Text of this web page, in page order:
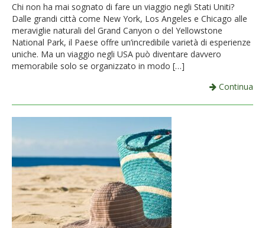
Chi non ha mai sognato di fare un viaggio negli Stati Uniti?
Dalle grandi città come New York, Los Angeles e Chicago alle
meraviglie naturali del Grand Canyon o del Yellowstone
National Park, il Paese offre un’incredibile varietà di esperienze
uniche. Ma un viaggio negli USA può diventare davvero
memorabile solo se organizzato in modo […]
Continua